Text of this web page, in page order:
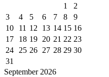
1
2
3
4 5 6 7 8
9
10
11 12 13 14 15 16
17
18 19 20 21 22 23
24
25 26 27 28 29 30
31
September 2026